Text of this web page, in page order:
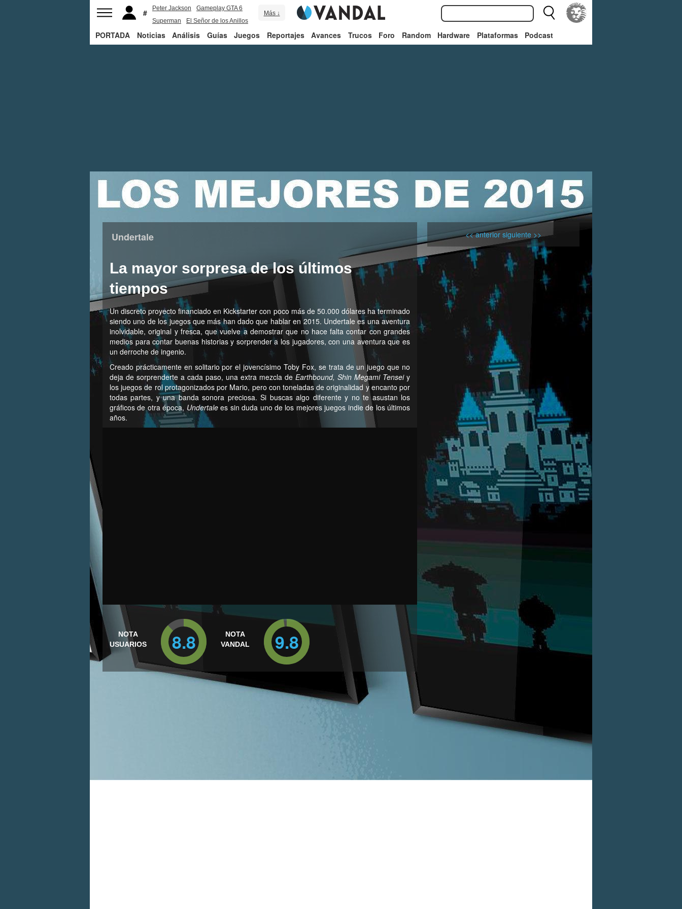
Peter Jackson
Gameplay GTA 6
Superman
El Señor de los Anillos
Más ↓
PORTADA Noticias Análisis Guías Juegos Reportajes Avances Trucos Foro Random Hardware Plataformas Podcast
Undertale
La mayor sorpresa de los últimos
tiempos
Un discreto proyecto financiado en Kickstarter con poco más de 50.000 dólares ha terminado
siendo uno de los juegos que más han dado que hablar en 2015. Undertale es una aventura
inolvidable, original y fresca, que vuelve a demostrar que no hace falta contar con grandes
medios para contar buenas historias y sorprender a los jugadores, con una aventura que es
un derroche de ingenio.
Creado prácticamente en solitario por el jovencísimo Toby Fox, se trata de un juego que no
deja de sorprenderte a cada paso, una extra mezcla de Earthbound, Shin Megami Tenseiy
los juegos de rol protagonizados por Mario, pero con toneladas de originalidad y encanto por
todas partes, y una banda sonora preciosa. Si buscas algo diferente y no te asustan los
gráficos de otra época, Undertalees sin duda uno de los mejores juegos indie de los últimos
años.
NOTA
USUARIOS
8.8
NOTA
VANDAL
9.8
<< anterior siguiente >>